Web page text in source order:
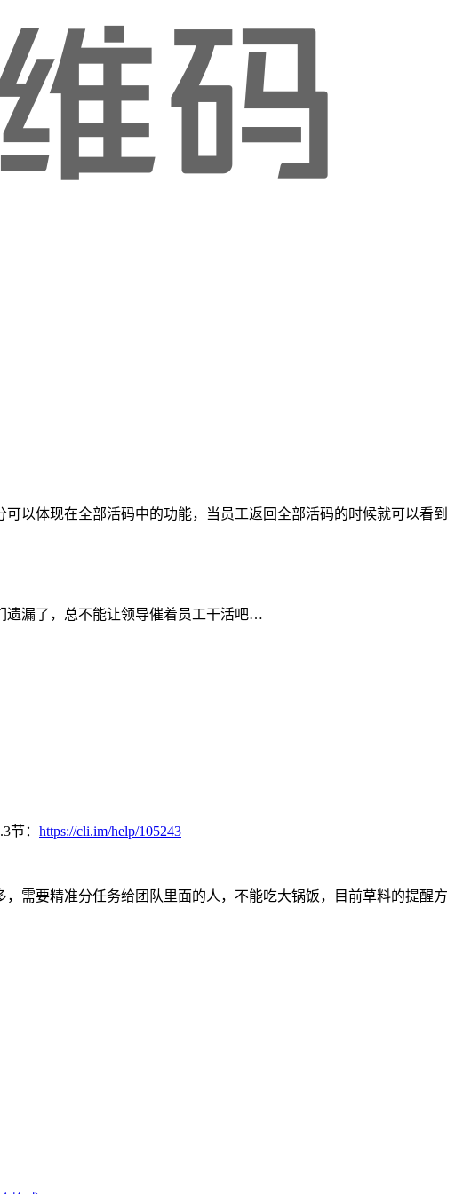
以体现在全部活码中的功能，当员工返回全部活码的时候就可以看到
遗漏了，总不能让领导催着员工干活吧…
节： https://cli.im/help/105243
需要精准分任务给团队里面的人，不能吃大锅饭，目前草料的提醒方